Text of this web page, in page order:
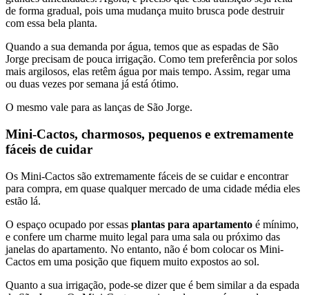
de forma gradual, pois uma mudança muito brusca pode destruir
com essa bela planta.
Quando a sua demanda por água, temos que as espadas de São
Jorge precisam de pouca irrigação. Como tem preferência por solos
mais argilosos, elas retêm água por mais tempo. Assim, regar uma
ou duas vezes por semana já está ótimo.
O mesmo vale para as lanças de São Jorge.
Mini-Cactos, charmosos, pequenos e extremamente
fáceis de cuidar
Os Mini-Cactos são extremamente fáceis de se cuidar e encontrar
para compra, em quase qualquer mercado de uma cidade média eles
estão lá.
O espaço ocupado por essas plantas para apartamento é mínimo,
e confere um charme muito legal para uma sala ou próximo das
janelas do apartamento. No entanto, não é bom colocar os Mini-
Cactos em uma posição que fiquem muito expostos ao sol.
Quanto a sua irrigação, pode-se dizer que é bem similar a da espada